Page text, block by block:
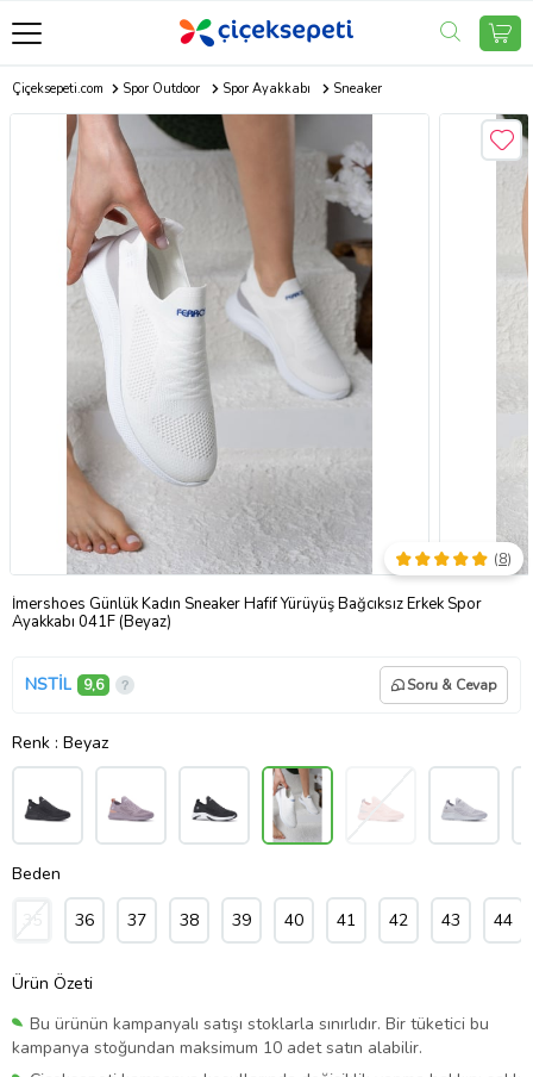
Çiçeksepeti.com Spor Outdoor Spor Ayakkabı Sneaker
İmershoes Günlük Kadın Sneaker Hafif Yürüyüş Bağcıksız Erkek Spor
Ayakkabı 041F (Beyaz)
(8)
NSTİL 9,6 Soru & Cevap
Renk : Beyaz
Beden
35 36 37 38 39 40 41 42 43 44
Ürün Özeti
Bu ürünün kampanyalı satışı stoklarla sınırlıdır. Bir tüketici bu
kampanya stoğundan maksimum 10 adet satın alabilir.